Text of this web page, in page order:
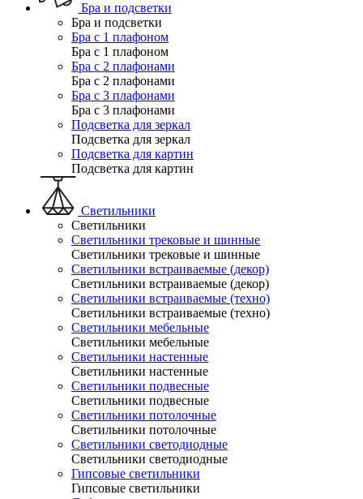
Бра и подсветки
Бра и подсветки
Бра с 1 плафоном
Бра с 1 плафоном
Бра с 2 плафонами
Бра с 2 плафонами
Бра с 3 плафонами
Бра с 3 плафонами
Подсветка для зеркал
Подсветка для зеркал
Подсветка для картин
Подсветка для картин
Светильники
Светильники
Светильники трековые и шинные
Светильники трековые и шинные
Светильники встраиваемые (декор)
Светильники встраиваемые (декор)
Светильники встраиваемые (техно)
Светильники встраиваемые (техно)
Светильники мебельные
Светильники мебельные
Светильники настенные
Светильники настенные
Светильники подвесные
Светильники подвесные
Светильники потолочные
Светильники потолочные
Светильники светодиодные
Светильники светодиодные
Гипсовые светильники
Гипсовые светильники